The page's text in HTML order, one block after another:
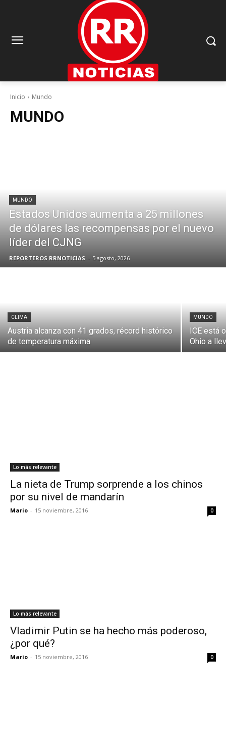
Inicio Mundo
MUNDO
MUNDO
Estados Unidos aumenta a 25 millones
de dólares las recompensas por el nuevo
líder del CJNG
REPORTEROS RRNOTICIAS - 5 agosto, 2026
CLIMA
Austria alcanza con 41 grados, récord histórico
de temperatura máxima
MUNDO
ICE está
Ohio a
Lo más relevante
La nieta de Trump sorprende a los chinos
por su nivel de mandarín
Mario - 15 noviembre, 2016 0
Lo más relevante
Vladimir Putin se ha hecho más poderoso,
¿por qué?
Mario - 15 noviembre, 2016 0